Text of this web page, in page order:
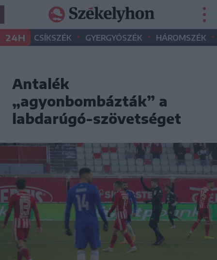
24H CSÍKSZÉK • GYERGYÓSZÉK • HÁROMSZÉK •
Antalék
„agyonbombázták” a
labdarúgó-szövetséget